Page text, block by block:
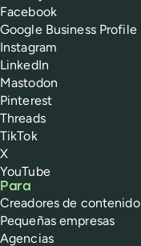
Facebook
Google Business Profile
Instagram
LinkedIn
Mastodon
Pinterest
Threads
TikTok
X
YouTube
Para
Creadores de contenido
Pequeñas empresas
Agencias